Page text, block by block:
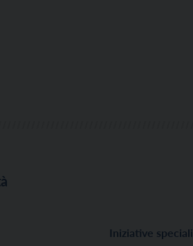
Iniziative speciali